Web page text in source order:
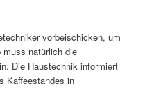
vorbeischicken, um
muss natürlich die
Die Haustechnik informiert
Kaffeestandes in